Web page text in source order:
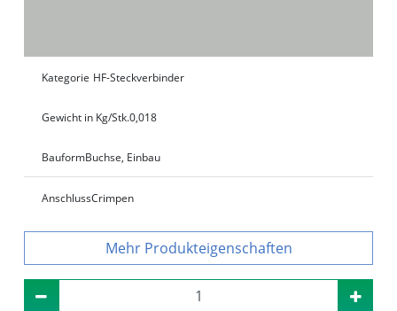
Kategorie HF-Steckverbinder
Gewicht in Kg/Stk.0,018
BauformBuchse, Einbau
AnschlussCrimpen
Produkteigenschaften